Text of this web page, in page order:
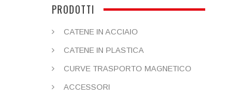
PRODOTTI
CATENE IN ACCIAIO
CATENE IN PLASTICA
CURVE TRASPORTO MAGNETICO
ACCESSORI